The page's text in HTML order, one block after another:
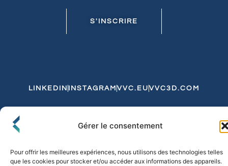
Gérer le consentement
Pour offrir les meilleures expériences, nous utilisons des technologies telles
que les cookies pour stocker et/ou accéder aux informations des appareils.
S'INSCRIRE
LINKEDIN INSTAGRAM VVC.EU VVC3D.COM
Politique de Confidentialité et de CookiesExpédition et Livraison